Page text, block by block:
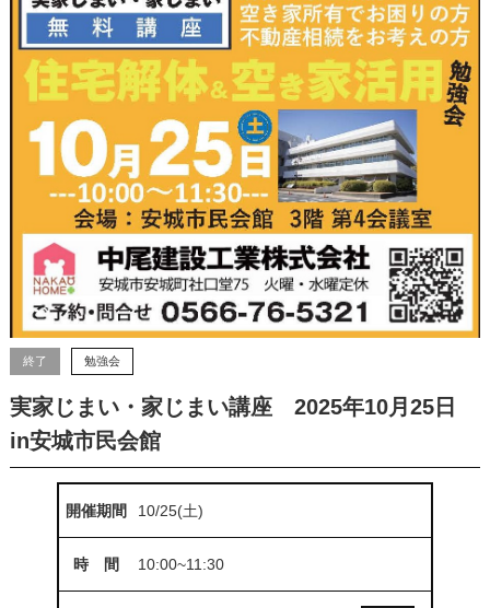
終了 勉強会
実家じまい・家じまい講座 2025年10月25日
in安城市民会館
開催期間 10/25(土)
時 間 10:00~11:30